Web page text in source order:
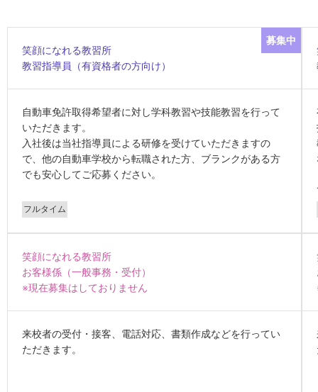
笑顔になれる教習所
教習指導員（有資格者の方向け）
自動車免許取得希望者に対し学科教習や技能教習を行って
いただきます。
入社後は当社指導員による研修を受けていただきますの
で、他の自動車学校から転職された方、ブランクがある方
でも安心してご応募ください。
フルタイム
笑顔になれる教習所
お客様係（一般事務・受付）
※現在募集はしておりません
来校者の受付・接客、電話対応、書類作成などを行ってい
ただきます。